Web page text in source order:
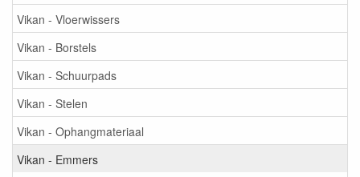
Vikan - Vloerwissers
Vikan - Borstels
Vikan - Schuurpads
Vikan - Stelen
Vikan - Ophangmateriaal
Vikan - Emmers